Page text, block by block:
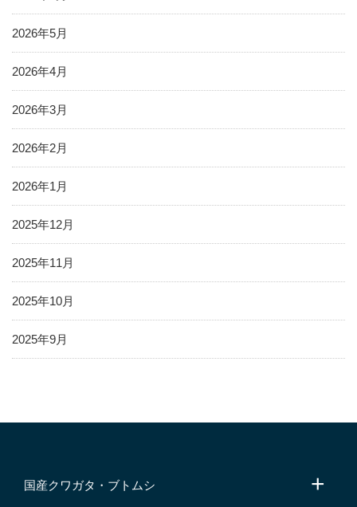
2026年5月
2026年4月
2026年3月
2026年2月
2026年1月
2025年12月
2025年11月
2025年10月
2025年9月
国産クワガタ・ブトムシ